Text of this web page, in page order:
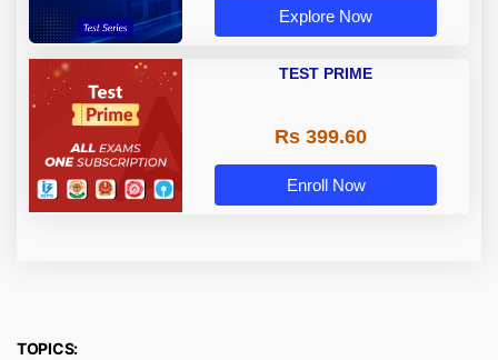
Explore Now
TEST PRIME
Rs 399.60
Enroll Now
TOPICS: